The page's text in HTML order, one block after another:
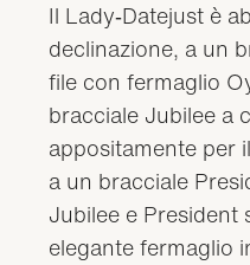
Il Lady‑Datejust è
declinazione, a un
file con fermaglio
bracciale Jubilee a
appositamente per
a un bracciale
Jubilee e President
elegante fermaglio